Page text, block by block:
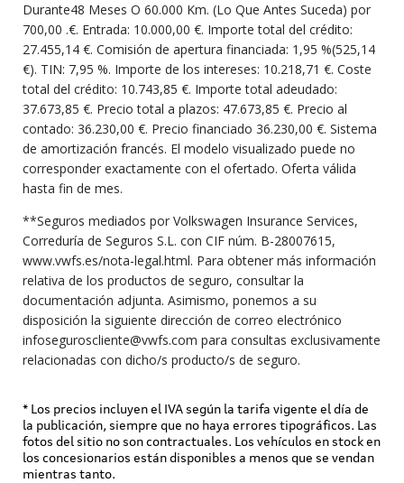
Durante48 Meses O 60.000 Km. (Lo Que Antes Suceda) por
700,00 .€. Entrada: 10.000,00 €. Importe total del crédito:
27.455,14 €. Comisión de apertura financiada: 1,95 %(525,14
€). TIN: 7,95 %. Importe de los intereses: 10.218,71 €. Coste
total del crédito: 10.743,85 €. Importe total adeudado:
37.673,85 €. Precio total a plazos: 47.673,85 €. Precio al
contado: 36.230,00 €. Precio financiado 36.230,00 €. Sistema
de amortización francés. El modelo visualizado puede no
corresponder exactamente con el ofertado. Oferta válida
hasta fin de mes.
**Seguros mediados por Volkswagen Insurance Services,
Correduría de Seguros S.L. con CIF núm. B-28007615,
www.vwfs.es/nota-legal.html. Para obtener más información
relativa de los productos de seguro, consultar la
documentación adjunta. Asimismo, ponemos a su
disposición la siguiente dirección de correo electrónico
infoseguroscliente@vwfs.com para consultas exclusivamente
relacionadas con dicho/s producto/s de seguro.
* Los precios incluyen el IVA según la tarifa vigente el día de
la publicación, siempre que no haya errores tipográficos. Las
fotos del sitio no son contractuales. Los vehículos en stock en
los concesionarios están disponibles a menos que se vendan
mientras tanto.